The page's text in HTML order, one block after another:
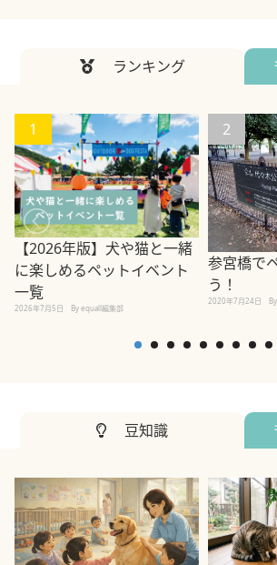
ランキング
1
【2026年版】犬や猫と一緒
に楽しめるペットイベント
一覧
2026年7月5日 By equall編集部
2
参宮橋で
う！
2020年7月24日
豆知識